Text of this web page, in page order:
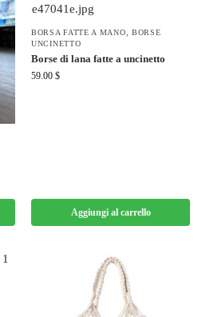
BORSA FATTE A MANO ,BORSE
UNCINETTO
Borse di lana fatte a uncinetto
59.00 $
Aggiungi al carrello